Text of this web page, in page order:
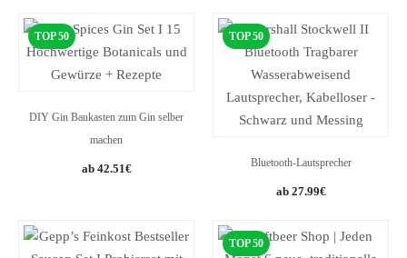
was:
is:
was:
is:
TOP 50
DIY Gin Baukasten zum Gin selber
machen
Original
42.51€Current
TOP 50
Bluetooth-Lautsprecher
27.99€
TOP 50